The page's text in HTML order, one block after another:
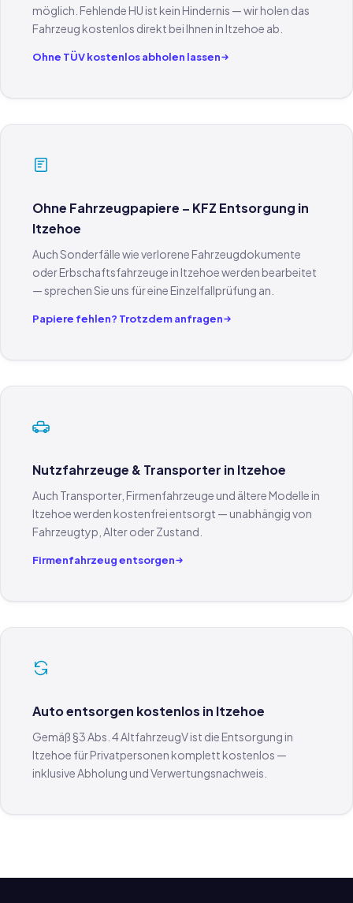
möglich. Fehlende HU ist kein Hindernis — wir holen das
Fahrzeug kostenlos direkt bei Ihnen in Itzehoe ab.
Ohne TÜV kostenlos abholen lassen
Ohne Fahrzeugpapiere – KFZ Entsorgung in
Itzehoe
Auch Sonderfälle wie verlorene Fahrzeugdokumente
oder Erbschaftsfahrzeuge in Itzehoe werden bearbeitet
— sprechen Sie uns für eine Einzelfallprüfung an.
Papiere fehlen? Trotzdem anfragen
Nutzfahrzeuge & Transporter in Itzehoe
Auch Transporter, Firmenfahrzeuge und ältere Modelle in
Itzehoe werden kostenfrei entsorgt — unabhängig von
Fahrzeugtyp, Alter oder Zustand.
Firmenfahrzeug entsorgen
Auto entsorgen kostenlos in Itzehoe
Gemäß §3 Abs. 4 AltfahrzeugV ist die Entsorgung in
Itzehoe für Privatpersonen komplett kostenlos —
inklusive Abholung und Verwertungsnachweis.